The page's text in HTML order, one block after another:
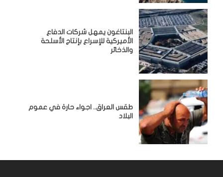
البنتاغون يمهل شركات الدفاع
الأميركية للإسراع بإنتاج الأسلحة
والذخائر
طقس العراق.. اجواء حارة في عموم
البلاد